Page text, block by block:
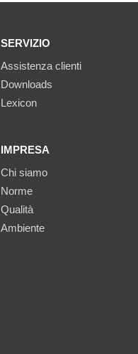
SERVIZIO
Assistenza clienti
Downloads
Lexicon
IMPRESA
Chi siamo
Norme
Qualità
Ambiente